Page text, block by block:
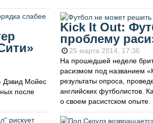
Дэвид Мойес
после
Kick It Out:
проблему
25 марта 2014, 17:36
На прошедшей неделе
расизмом под названием
результаты опроса,
английских футболистов.
о своем расистском опыте.